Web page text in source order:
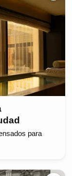
para